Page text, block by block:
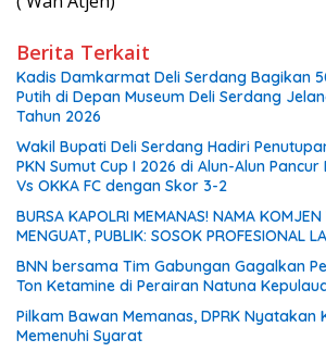
Berita Terkait
Kadis Damkarmat Deli Serdang Bagikan
Putih di Depan Museum Deli Serdang
Tahun 2026
Wakil Bupati Deli Serdang Hadiri
PKN Sumut Cup I 2026 di Alun-Alun
Vs OKKA FC dengan Skor 3-2
BURSA KAPOLRI MEMANAS! NAMA
MENGUAT, PUBLIK: SOSOK PROFESIONAL
BNN bersama Tim Gabungan Gagalkan
Ton Ketamine di Perairan Natuna
Pilkam Bawan Memanas, DPRK Nyatakan
Memenuhi Syarat